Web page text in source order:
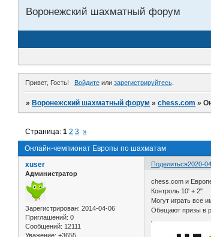
Воронежский шахматный форум
Привет, Гость! Войдитеили зарегистрируйтесь.
»Воронежский шахматный форум »chess.com »
Онлайн-чемпионат Европы по шахматам
Страница:1 2 3 »
Поделиться2020-
xuser
Администратор
Зарегистрирован: 2014-04-06
Приглашений: 0
Сообщений: 12111
Уважение: +3655
chess.com и
Контроль 10' + 2"
Могут играть все
Обещают призы в